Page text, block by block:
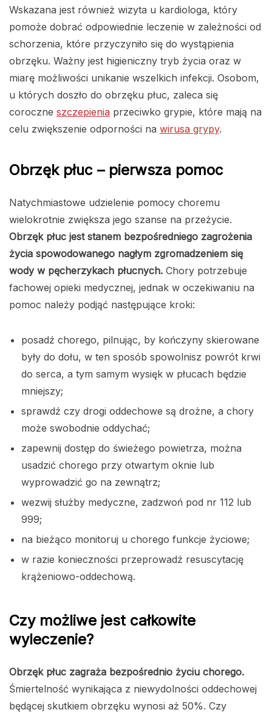
Wskazana jest również wizyta u kardiologa, który
pomoże dobrać odpowiednie leczenie w zależności od
schorzenia, które przyczyniło się do wystąpienia
obrzęku. Ważny jest higieniczny tryb życia oraz w
miarę możliwości unikanie wszelkich infekcji. Osobom,
u których doszło do obrzęku płuc, zaleca się
coroczne szczepienia przeciwko grypie, które mają na
celu zwiększenie odporności na wirusa grypy.
Obrzęk płuc – pierwsza pomoc
Natychmiastowe udzielenie pomocy choremu
wielokrotnie zwiększa jego szanse na przeżycie.
Obrzęk płuc jest stanem bezpośredniego zagrożenia
życia spowodowanego nagłym zgromadzeniem się
wody w pęcherzykach płucnych. Chory potrzebuje
fachowej opieki medycznej, jednak w oczekiwaniu na
pomoc należy podjąć następujące kroki:
posadź chorego, pilnując, by kończyny skierowane
były do dołu, w ten sposób spowolnisz powrót krwi
do serca, a tym samym wysięk w płucach będzie
mniejszy;
sprawdź czy drogi oddechowe są drożne, a chory
może swobodnie oddychać;
zapewnij dostęp do świeżego powietrza, można
usadzić chorego przy otwartym oknie lub
wyprowadzić go na zewnątrz;
wezwij służby medyczne, zadzwoń pod nr 112 lub
999;
na bieżąco monitoruj u chorego funkcje życiowe;
w razie konieczności przeprowadź resuscytację
krążeniowo-oddechową.
Czy możliwe jest całkowite
wyleczenie?
Obrzęk płuc zagraża bezpośrednio życiu chorego.
Śmiertelność wynikająca z niewydolności oddechowej
będącej skutkiem obrzęku wynosi aż 50%. Czy